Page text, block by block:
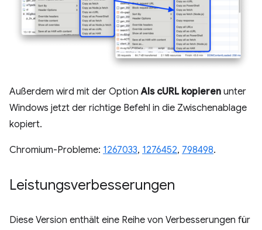
Außerdem wird mit der OptionAls cURL kopieren unter
Windows jetzt der richtige Befehl in die Zwischenablage
kopiert.
Chromium-Probleme: 1267033, 1276452, 798498.
Leistungsverbesserungen
Diese Version enthält eine Reihe von Verbesserungen für